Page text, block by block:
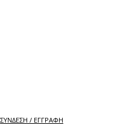
ΣΎΝΔΕΣΗ / ΕΓΓΡΑΦΉ